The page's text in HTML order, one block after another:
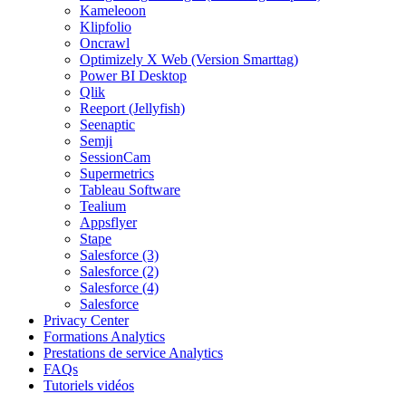
Kameleoon
Klipfolio
Oncrawl
Optimizely X Web (Version Smarttag)
Power BI Desktop
Qlik
Reeport (Jellyfish)
Seenaptic
Semji
SessionCam
Supermetrics
Tableau Software
Tealium
Appsflyer
Stape
Salesforce (3)
Salesforce (2)
Salesforce (4)
Salesforce
Privacy Center
Formations Analytics
Prestations de service Analytics
FAQs
Tutoriels vidéos